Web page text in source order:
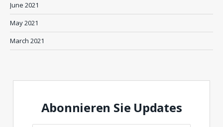
June 2021
May 2021
March 2021
Abonnieren Sie Updates